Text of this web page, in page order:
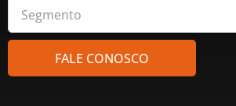
FALE CONOSCO